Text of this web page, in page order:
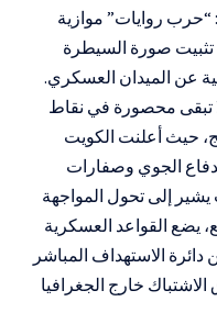
“حرب روايات” موازية
صورة السيطرة
عن الميدان العسكري.
تبقى محصورة في نقاط
حيث أعلنت الكويت
الجوي وصفارات
يشير إلى تحول المواجهة
يضع القواعد العسكرية
دائرة الاستهداف المباشر
خارج الجغرافيا